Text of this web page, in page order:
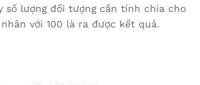
số lượng đối tượng cần tính chia cho
với 100 là ra được kết quả.